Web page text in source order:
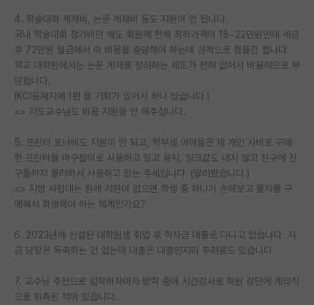
4. 학술대회 게재비, 논문 게재비 등도 지원이 안 됩니다.
국내 학술대회 참가비만 해도 회원에 한해 최하가격이 18~22만원인데 세금
후 72만원 월급에서 이 비용을 충당해야 하는데 심적으로 힘들긴 합니다.
학교 대학원에서는 논문 게재를 장려하는 제도가 전혀 없어서 비용적으로 부
담됩니다.
(KCI등재지에 1편 쓸 기회가 있어서 하나 썼습니다.)
=> 지도교수님도 비용 지원을 안 해주십니다.
5. 프린터 토너비도 지원이 안 되고, 학부생 아이들은 제 개인 사비로 구매
한 프린터를 마구잡이로 사용하고 있고 용지, 잉크값도 내지 않고 친구에 친
구들까지 불러와서 사용하고 있는 추세입니다. (말려봤습니다.)
=> 지방 사립대는 원래 지원이 없으면 학생 중 하나가 손해보고 물자를 구
매해서 희생해야 하는 체계인가요?
6. 2023년에 신설된 대학원생 취업 후 학자금 대출로 다니고 있습니다. 지
금 당장은 독촉하는 건 없는데 대출은 대출인지라 두려움도 있습니다.
7. 교수님 추천으로 입학하자마자 방학 중에 시간강사로 학원 강단에 계약직
으로 위촉된 적이 있습니다.